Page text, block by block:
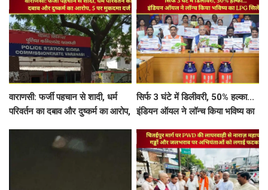
वाराणसी: फर्जी पहचान से शादी, धर्म
परिवर्तन का दबाव और दुष्कर्म का आरोप,
सिर्फ 3 घंटे में डिलीवरी, 50% हल्का...
इंडियन ऑयल ने लॉन्च किया भविष्य का